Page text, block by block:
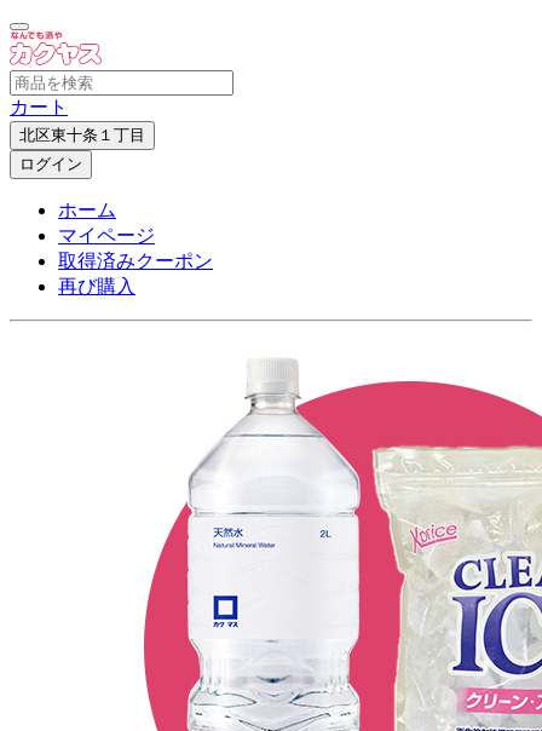
カート
北区東十条１丁目
ログイン
ホーム
マイページ
取得済みクーポン
再び購入